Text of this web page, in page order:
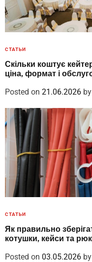
СТАТЬИ
Скільки коштує
ціна, формат і
Posted on 21.06.2026 by
СТАТЬИ
Як правильно
котушки, кейси та
Posted on 03.05.2026 by